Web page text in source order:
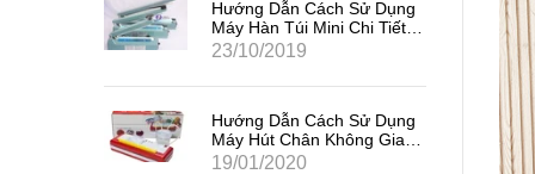
Hướng Dẫn Cách Sử Dụng
Máy Hàn Túi Mini Chi Tiết,
Hiệu Quả Nhất
23/10/2019
Hướng Dẫn Cách Sử Dụng
Máy Hút Chân Không Gia
Đình Mini
19/01/2020